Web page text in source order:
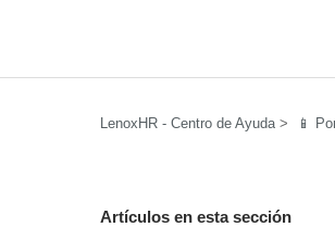
LenoxHR - Centro de Ayuda 📱
Artículos en esta sección